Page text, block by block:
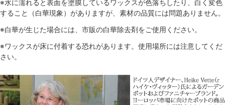
※水に濡れると表面を塗膜しているワックスが色落ちしたり、白く変色
すること（白華現象）がありますが、素材の品質には問題ありません。
※白華が生じた場合には、市販の白華除去剤をご使用ください。
※ワックスが床に付着する恐れがあります。使用場所には注意してくだ
さい。